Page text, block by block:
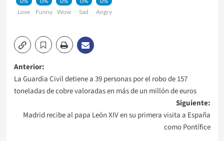
Love
Funny
Wow
Sad
Angry
Navegación
de
entradas
Anterior:
La Guardia Civil detiene a 39 personas por el robo de 157
toneladas de cobre valoradas en más de un millón de euros
Siguiente:
Madrid recibe al papa León XIV en su primera visita a España
como Pontífice